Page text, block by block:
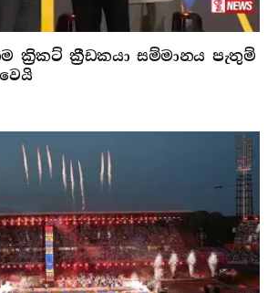
ක්‍රිකට් ක්‍රීඩකයා සම්මානය පැතුම්